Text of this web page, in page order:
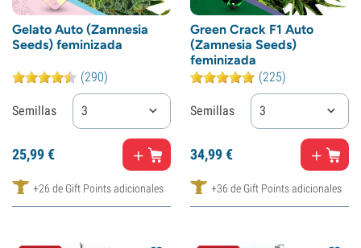
Gelato Auto (Zamnesia
Seeds) feminizada
(290)
Semillas 3
25,99€
+26 de Gift Points adicionales
Green Crack F1 Auto
(Zamnesia Seeds)
feminizada
(225)
Semillas 3
34,99€
+36 de Gift Points adicionales